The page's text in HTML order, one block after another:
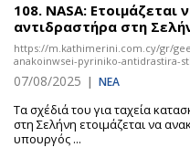
108. NASA:
αντιδραστήρα στη
https://m.kathimerini.com.cy/gr/
anakoinwsei-pyriniko-antidrastira-
07/08/2025 | ΝΕΑ
Τα σχέδιά του για ταχεία
στη Σελήνη ετοιμάζεται να
υπουργός ...